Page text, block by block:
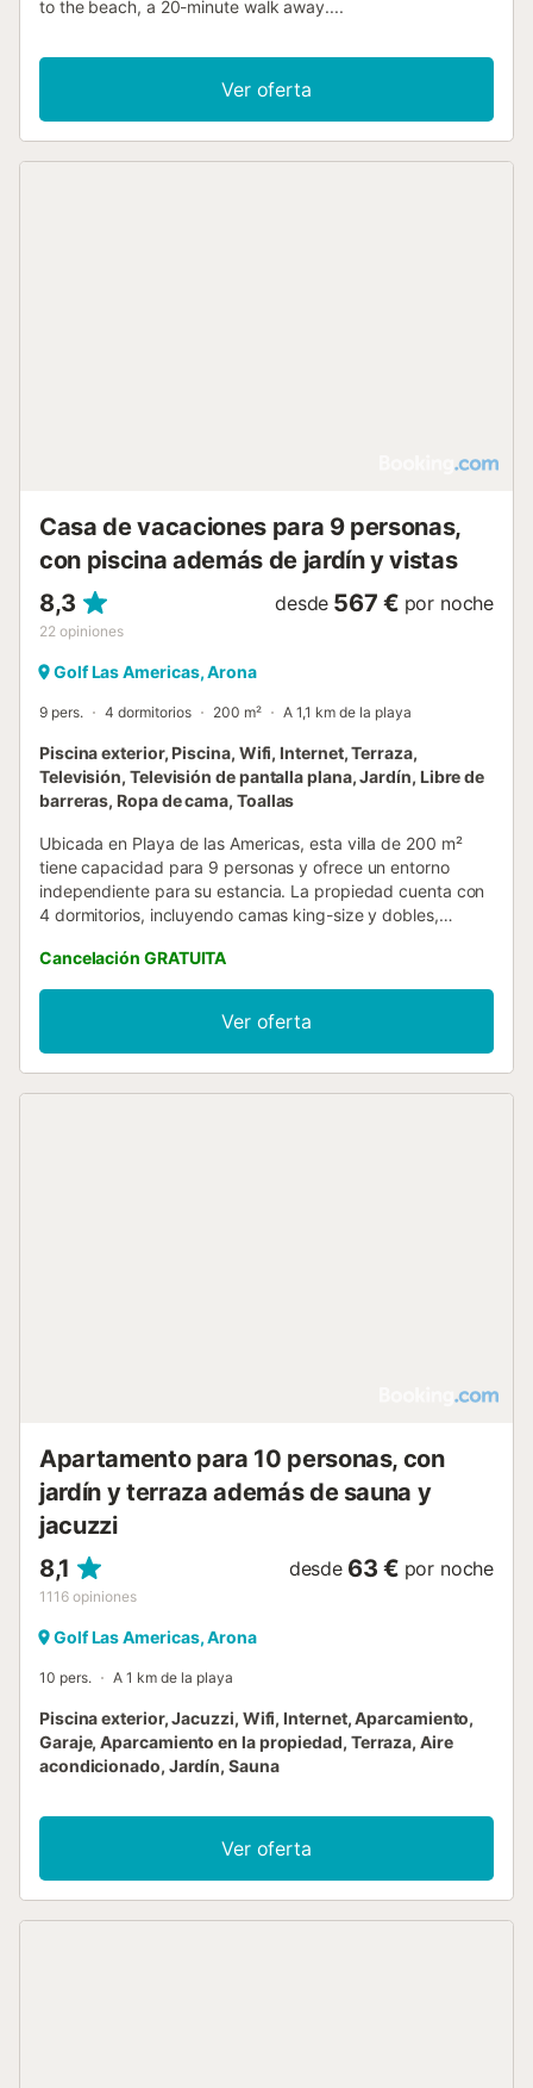
to the beach, a 20-minute walk away....
Ver oferta
Casa de vacaciones para 9 personas,
con piscina además de jardín y vistas
8,3
22 opiniones
desde 567 € por noche
Golf Las Americas, Arona
9 pers. 4 dormitorios 200 m² A 1,1 km de la playa
Piscina exterior, Piscina, Wifi, Internet, Terraza,
Televisión, Televisión de pantalla plana, Jardín, Libre de
barreras, Ropa de cama, Toallas
Ubicada en Playa de las Americas, esta villa de 200 m²
tiene capacidad para 9 personas y ofrece un entorno
independiente para su estancia. La propiedad cuenta con
4 dormitorios, incluyendo camas king-size y dobles,
de 3 baños, una zona de estar con televisión de pantalla
plana y una cocina equipada con lavavajillas, horno,
fogones, microondas y cafetera. Los servicios prácticos
incluyen WiFi, lavadora y plancha, con características de
accesibilidad como una silla de ducha y acceso en la
Cancelación GRATUITA
Ver oferta
Apartamento para 10 personas, con
jardín y terraza además de sauna y
jacuzzi
8,1
1116 opiniones
desde 63 € por noche
Golf Las Americas, Arona
10 pers. A 1 km de la playa
Piscina exterior, Jacuzzi, Wifi, Internet, Aparcamiento,
Garaje, Aparcamiento en la propiedad, Terraza, Aire
acondicionado, Jardín, Sauna
Ver oferta